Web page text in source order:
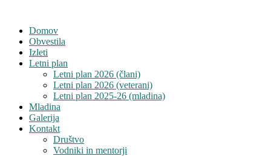
Domov
Obvestila
Izleti
Letni plan
Letni plan 2026 (člani)
Letni plan 2026 (veterani)
Letni plan 2025-26 (mladina)
Mladina
Galerija
Kontakt
Društvo
Vodniki in mentorji